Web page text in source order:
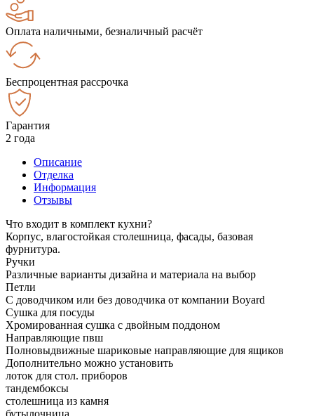
Оплата наличными, безналичный расчёт
Беспроцентная рассрочка
Гарантия
2 года
Описание
Отделка
Информация
Отзывы
Что входит в комплект кухни?
Корпус, влагостойкая столешница, фасады, базовая
фурнитура.
Ручки
Различные варианты дизайна и материала на выбор
Петли
С доводчиком или без доводчика от компании Boyard
Сушка для посуды
Хромированная сушка с двойным поддоном
Направляющие пвш
Полновыдвижные шариковые направляющие для ящиков
Дополнительно можно установить
лоток для стол. приборов
тандембоксы
столешница из камня
бутылочница